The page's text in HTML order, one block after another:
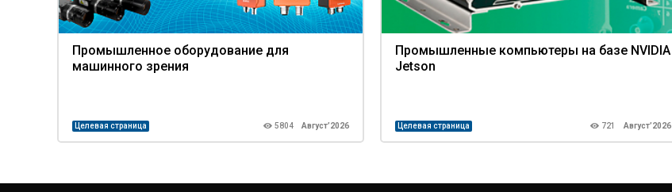
Промышленное оборудование для
машинного зрения
Целевая страница 5804 Август’2026
Промышленные компьютеры на базе NVIDIA
Jetson
Целевая страница 721 Август’2026